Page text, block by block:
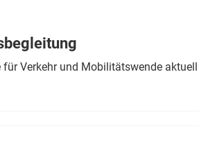
Verkehr und Mobilitätswende